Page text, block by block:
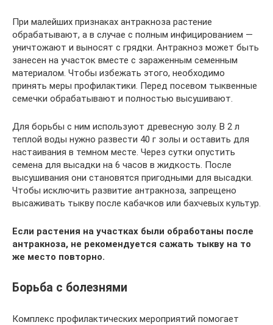
При малейших признаках антракноза растение
обрабатывают, а в случае с полным инфицированием —
уничтожают и выносят с грядки. Антракноз может быть
занесен на участок вместе с зараженным семенным
материалом. Чтобы избежать этого, необходимо
принять меры профилактики. Перед посевом тыквенные
семечки обрабатывают и полностью высушивают.
Для борьбы с ним используют древесную золу. В 2 л
теплой воды нужно развести 40 г золы и оставить для
настаивания в темном месте. Через сутки опустить
семена для высадки на 6 часов в жидкость. После
высушивания они становятся пригодными для высадки.
Чтобы исключить развитие антракноза, запрещено
высаживать тыкву после кабачков или бахчевых культур.
Если растения на участках были обработаны после
антракноза, не рекомендуется сажать тыкву на то
же место повторно.
Борьба с болезнями
Комплекс профилактических мероприятий помогает